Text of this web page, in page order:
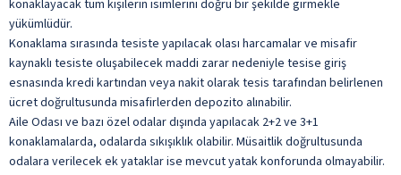
ile belirtilen özellikler ücretlidir.
konaklayacak tüm kişilerin isimlerini doğru bir şekilde girmekle
yükümlüdür.
Konaklama sırasında tesiste yapılacak olası harcamalar ve misafir
kaynaklı tesiste oluşabilecek maddi zarar nedeniyle tesise giriş
esnasında kredi kartından veya nakit olarak tesis tarafından belirlenen
ücret doğrultusunda misafirlerden depozito alınabilir.
Aile Odası ve bazı özel odalar dışında yapılacak 2+2 ve 3+1
konaklamalarda, odalarda sıkışıklık olabilir. Müsaitlik doğrultusunda
odalara verilecek ek yataklar ise mevcut yatak konforunda olmayabilir.